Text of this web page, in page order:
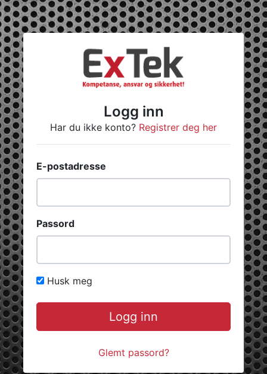
Logg inn
Har du ikke konto? Registrer deg her
E-postadresse
Passord
Husk meg
Logg inn
Glemt passord?